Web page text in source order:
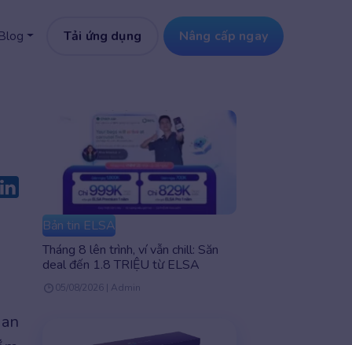
Tải ứng dụng Nâng cấp ngay
Bản tin ELSA
Tháng 8 lên trình, ví vẫn chill: Săn
deal đến 1.8 TRIỆU từ ELSA
05/08/2026 | Admin